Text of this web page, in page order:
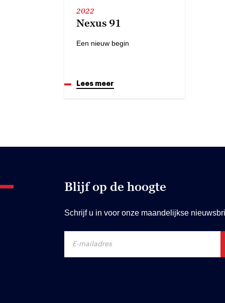
2022
Nexus 91
Een nieuw begin
Lees meer
Blijf op de hoogte
Schrijf u in voor onze maandelijkse